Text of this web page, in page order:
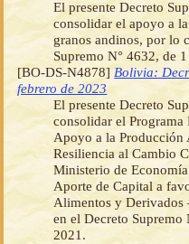
El presente Decreto
consolidar el apoyo a
granos andinos, por lo
Supremo N° 4632, de
[BO-DS-N4878]Bolivia:
febrero de 2023
El presente Decreto
consolidar el
Apoyo a la
Resiliencia al Cambio
Ministerio de
Aporte de Capital a
Alimentos y Derivados
en el Decreto Supremo
2021.